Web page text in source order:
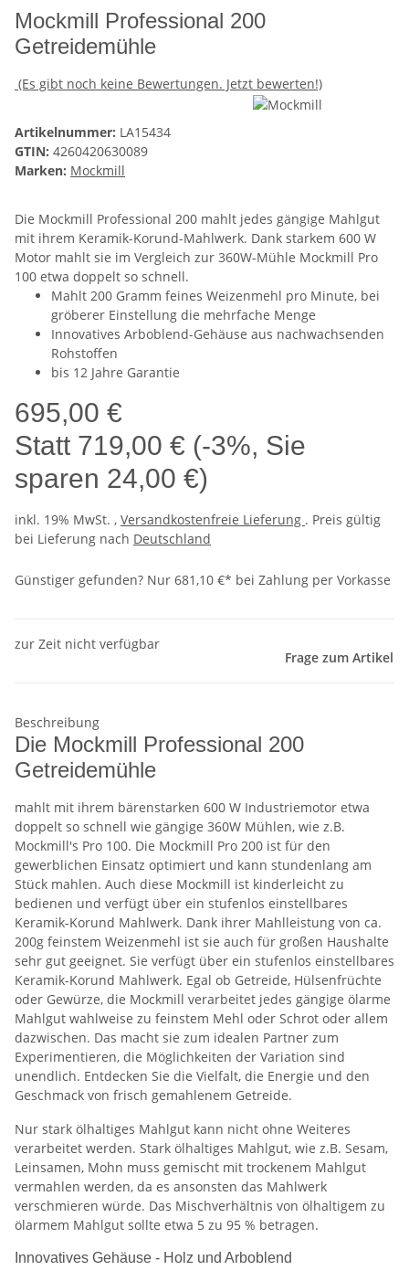
Mockmill Professional 200
Getreidemühle
(Es gibt noch keine Bewertungen. Jetzt bewerten!)
Artikelnummer: LA15434
GTIN: 4260420630089
Marken: Mockmill
Die Mockmill Professional 200 mahlt jedes gängige Mahlgut
mit ihrem Keramik-Korund-Mahlwerk. Dank starkem 600 W
Motor mahlt sie im Vergleich zur 360W-Mühle Mockmill Pro
100 etwa doppelt so schnell.
Mahlt 200 Gramm feines Weizenmehl pro Minute, bei
gröberer Einstellung die mehrfache Menge
Innovatives Arboblend-Gehäuse aus nachwachsenden
Rohstoffen
bis 12 Jahre Garantie
695,00 €
Statt 719,00 € (-3%, Sie
sparen 24,00 €)
inkl. 19% MwSt. , Versandkostenfreie Lieferung . Preis gültig
bei Lieferung nach Deutschland
Günstiger gefunden? Nur 681,10 €* bei Zahlung per Vorkasse
zur Zeit nicht verfügbar
Frage zum Artikel
Beschreibung
Die Mockmill Professional 200
Getreidemühle
mahlt mit ihrem bärenstarken 600 W Industriemotor etwa
doppelt so schnell wie gängige 360W Mühlen, wie z.B.
Mockmill's Pro 100. Die Mockmill Pro 200 ist für den
gewerblichen Einsatz optimiert und kann stundenlang am
Stück mahlen. Auch diese Mockmill ist kinderleicht zu
bedienen und verfügt über ein stufenlos einstellbares
Keramik-Korund Mahlwerk. Dank ihrer Mahlleistung von ca.
200g feinstem Weizenmehl ist sie auch für großen Haushalte
sehr gut geeignet. Sie verfügt über ein stufenlos einstellbares
Keramik-Korund Mahlwerk. Egal ob Getreide, Hülsenfrüchte
oder Gewürze, die Mockmill verarbeitet jedes gängige ölarme
Mahlgut wahlweise zu feinstem Mehl oder Schrot oder allem
dazwischen. Das macht sie zum idealen Partner zum
Experimentieren, die Möglichkeiten der Variation sind
unendlich. Entdecken Sie die Vielfalt, die Energie und den
Geschmack von frisch gemahlenem Getreide.
Nur stark ölhaltiges Mahlgut kann nicht ohne Weiteres
verarbeitet werden. Stark ölhaltiges Mahlgut, wie z.B. Sesam,
Leinsamen, Mohn muss gemischt mit trockenem Mahlgut
vermahlen werden, da es ansonsten das Mahlwerk
verschmieren würde. Das Mischverhältnis von ölhaltigem zu
ölarmem Mahlgut sollte etwa 5 zu 95 % betragen.
Innovatives Gehäuse - Holz und Arboblend